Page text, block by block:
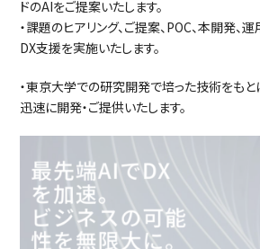
ドのAIをご提案いたします。
・課題のヒアリング、ご提案、POC、本開発、
DX支援を実施いたします。
・東京大学での研究開発で培った技術をも
迅速に開発・ご提供いたします。